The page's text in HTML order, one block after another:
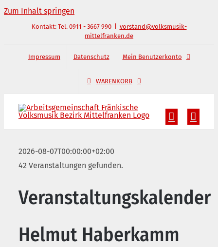
Zum Inhalt springen
Kontakt: Tel. 0911 - 3667 990
vorstand@volksmusik-
mittelfranken.de
Impressum Datenschutz Mein Benutzerkonto
WARENKORB
2026-08-07T00:00:00+02:00
42 Veranstaltungen gefunden.
Veranstaltungskalender
Helmut Haberkamm